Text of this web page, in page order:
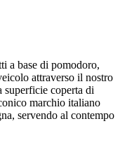
a base di pomodoro,
attraverso il nostro
superficie coperta di
marchio italiano
servendo al contempo